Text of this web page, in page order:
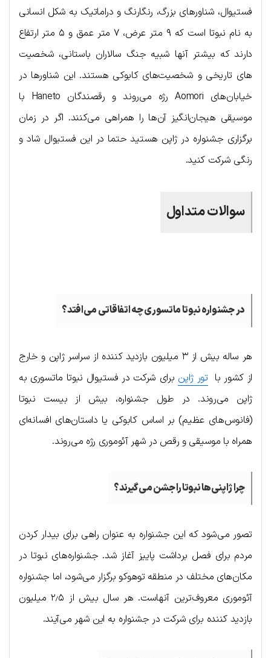
فستیوال، شناورهای بزرگ، رنگارنگ و دراماتیک به شکل انسانی
به نام نبوتا است که ۹ متر عرض، ۷ متر عمق و ۵ متر ارتفاع
دارند که بیشتر آنها شبیه جنگ سالاران باستانی، شخصیت
های تاریخی و شخصیت‌های کابوکی هستند. این شناورها در
خیابان‌های Aomori رژه می‌روند و رقصندگان Haneto با
موسیقی هیجان‌انگیز آن‌ها را همراهی می‌کنند. اگر در زمان
برگزاری جشنواره در ژاپن هستید حتما در این فستیوال شاد و
رنگی شرکت کنید.
سوالات متداول
در جشنواره نبوتا ماتسوری چه اتفاقاتی می‌افتد؟
هر ساله بیش از ۳ میلیون بازدید کننده از سراسر ژاپن و خارج
از کشور با تور ژاپن برای شرکت در فستیوال نبوتا ماتسوری به
ژاپن می‌روند. در طول جشنواره، بیش از بیست نبوتا
(فانوس‌های عظیم) بر اساس کابوکی یا داستان‌های افسانه‌ای
همراه با موسیقی و رقص در شهر آئوموری رژه می‌روند.
چرا ژاپنی‌ها نبوتا را جشن می‌گیرند؟
تصور می‌شود که این جشنواره به عنوان راهی برای بیدار کردن
مردم برای فصل برداشت پاییز آغاز شد. جشنواره‌های نبوتا در
مکان‌های مختلف در منطقه توهوکو برگزار می‌شود، اما جشنواره
آئوموری معروف‌ترین آنهاست. هر سال بیش از ۲٫۵ میلیون
بازدید کننده برای شرکت در جشنواره به این شهر می‌آیند.